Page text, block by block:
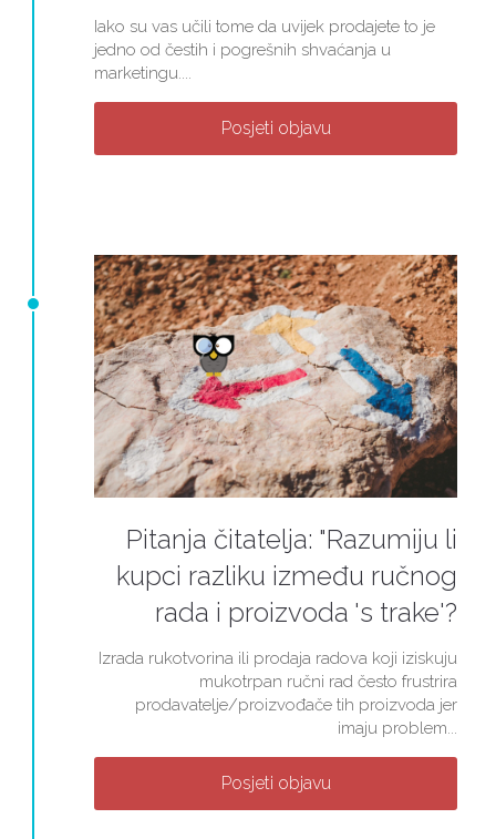
Iako su vas učili tome da uvijek prodajete to je
jedno od čestih i pogrešnih shvaćanja u
marketingu....
Posjeti objavu
Pitanja čitatelja: "Razumiju li
kupci razliku između ručnog
rada i proizvoda 's trake'?
Izrada rukotvorina ili prodaja radova koji iziskuju
mukotrpan ručni rad često frustrira
prodavatelje/proizvođače tih proizvoda jer
imaju problem...
Posjeti objavu